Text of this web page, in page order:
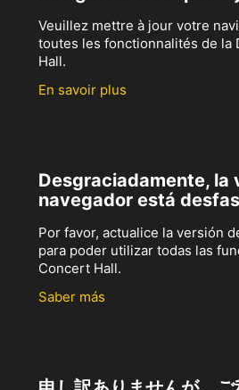
Veuillez mettre à jour votre
toutes les fonctionnalités de la
Hall.
En savoir plus
Desgraciadamente, la
navegador está
Por favor, actualice la versión
para poder utilizar todas las
Concert Hall.
Saber más